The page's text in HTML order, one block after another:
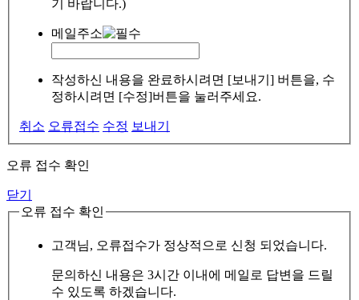
기 바랍니다.)
메일주소
작성하신 내용을 완료하시려면 [보내기] 버튼을, 수
정하시려면 [수정]버튼을 눌러주세요.
취소 오류접수 수정 보내기
오류 접수 확인
닫기
오류 접수 확인
고객님, 오류접수가 정상적으로 신청 되었습니다.
문의하신 내용은 3시간 이내에 메일로 답변을 드릴
수 있도록 하겠습니다.